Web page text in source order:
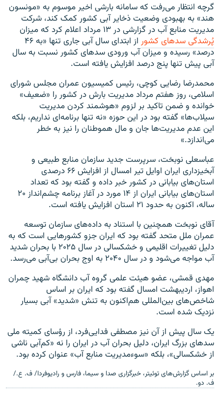
گرچه انتظار می‌رفت که سامانه بارشی اخیر موسوم به «مونسون
هند» به بهبودی وضعیت ذخایر آبی کشور کمک کند، شرکت
مدیریت منابع آب در گزارشی در ۱۳ مرداد اعلام کرد که میزان
پُرشدگی سدهای کشور
از ابتدای سال آبی جاری تنها «به ۴۶
درصد» رسیده و میزان آب ورودی سدهای کشور نسبت به سال
آبی پیش تنها پنج درصد افزایش یافته است.
محمدرضا رضایی کوچی، رئیس کمیسیون عمران مجلس شورای
اسلامی، روز هفتم مرداد مدیریت بارش در کشور را «ضعیف»
خوانده و ضمن تاکید بر لزوم «هوشمند کردن مدیریت
سیلاب‌ها» گفته بود در این حوزه «نه تنها برنامه‌ای نداریم، بلکه
این عدم مدیریت‌ها جان و مال هموطنان را نیز به خطر
می‌اندازد.»
عباسعلی نوبخت، سرپرست جدید سازمان منابع طبیعی و
آبخیزداری ایران اوایل تیر امسال از افزایش ۶۶ درصدی
استان‌های بیابانی در کشور خبر داده و گفته بود که تعداد
استان‌های بیابانی ایران از ۱۴ مورد در آغاز برنامه چشم‌انداز ۲۰
ساله، اکنون به حدود ۲۱ استان افزایش یافته است.
آقای نوبخت همچنین با استناد به داده‌های سازمان توسعه
عمران ملل متحد گفته بود که ایران جزو کشورهایی است که به
دلیل تغییرات اقلیمی و خشکسالی در سال ۲۰۲۵ با بحران شدید
آب مواجه می‌شود و در سال ۲۰۴۰ به اوج بحران بی‌آبی می‌رسد.
مهدی قمشی، عضو هیئت علمی گروه آب دانشگاه شهید چمران
اهواز، اردیبهشت‌ امسال گفته بود که ایران بر اساس
شاخص‌های بین‌المللی هم‌اکنون به تنش «شدید» آبی بسیار
نزدیک شده است.
یک‌ سال پیش از آن نیز مصطفی فدایی‌فرد، از رؤسای کمیته ملی
سدهای بزرگ ایران، دلیل بحران آب در ایران را نه «کم‌آبی ناشی
از خشکسالی»، بلکه «سوءمدیریت منابع آب» عنوان کرده بود.
بر اساس گزارش‌های توئیتر، خبرگزاری صدا و سیما، فارس و رادیوفردا/ ف. ع./
ف. دو.